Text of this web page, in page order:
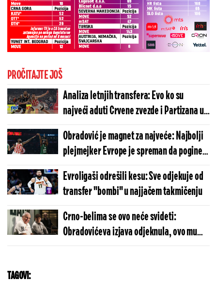
PROČITAJTE JOŠ
Analiza letnjih transfera: Evo ko su
najveći aduti Crvene zvezde i Partizana u
novoj sezoni
Obradović je magnet za najveće: Najbolji
plejmejker Evrope je spreman da pogine
za njega!
Evroligaši odrešili kesu: Sve odjekuje od
transfer "bombi" u najjačem takmičenju
Crno-belima se ovo neće svideti:
Obradovićeva izjava odjeknula, ovo mu
neće zaboraviti!
TAGOVI: